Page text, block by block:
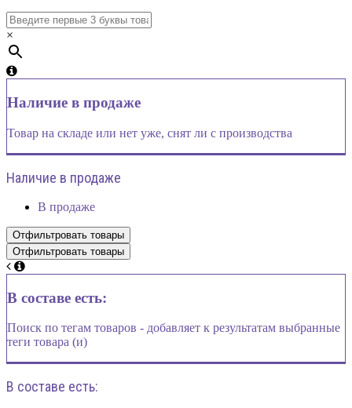
×
Наличие в продаже
Товар на складе или нет уже, снят ли с производства
Наличие в продаже
В продаже
В составе есть:
Поиск по тегам товаров - добавляет к результатам выбранные
теги товара (и)
В составе есть: